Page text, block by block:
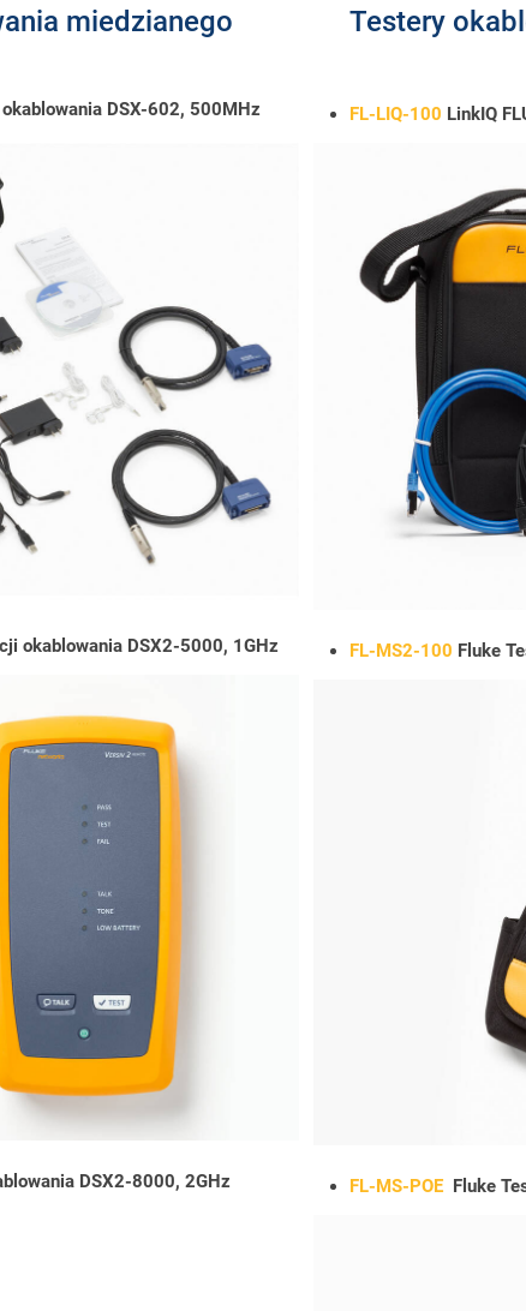
miedzianego
DSX-602, 500MHz
okablowania DSX2-5000, 1GHz
DSX2-8000, 2GHz
Testery
FL-LIQ-100 LinkIQ
FL-MS2-100 Fluke
FL-MS-POEFluke